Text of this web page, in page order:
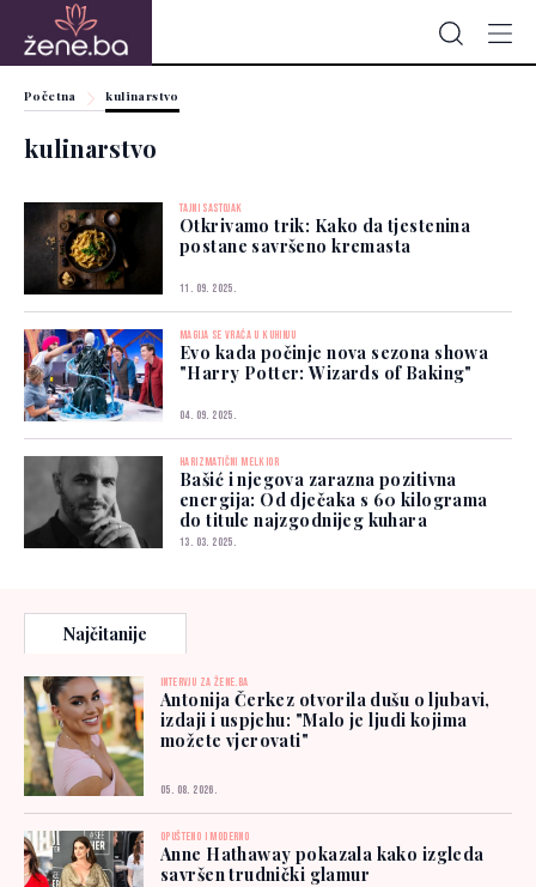
Početna kulinarstvo
kulinarstvo
TAJNI SASTOJAK
Otkrivamo trik: Kako da tjestenina
postane savršeno kremasta
11. 09. 2025.
MAGIJA SE VRAĆA U KUHINJU
Evo kada počinje nova sezona showa
"Harry Potter: Wizards of Baking"
04. 09. 2025.
HARIZMATIČNI MELKIOR
Bašić i njegova zarazna pozitivna
energija: Od dječaka s 60 kilograma
do titule najzgodnijeg kuhara
13. 03. 2025.
Najčitanije
INTERVJU ZA ŽENE.BA
Antonija Čerkez otvorila dušu o ljubavi,
izdaji i uspjehu: "Malo je ljudi kojima
možete vjerovati"
05. 08. 2026.
OPUŠTENO I MODERNO
Anne Hathaway pokazala kako izgleda
savršen trudnički glamur